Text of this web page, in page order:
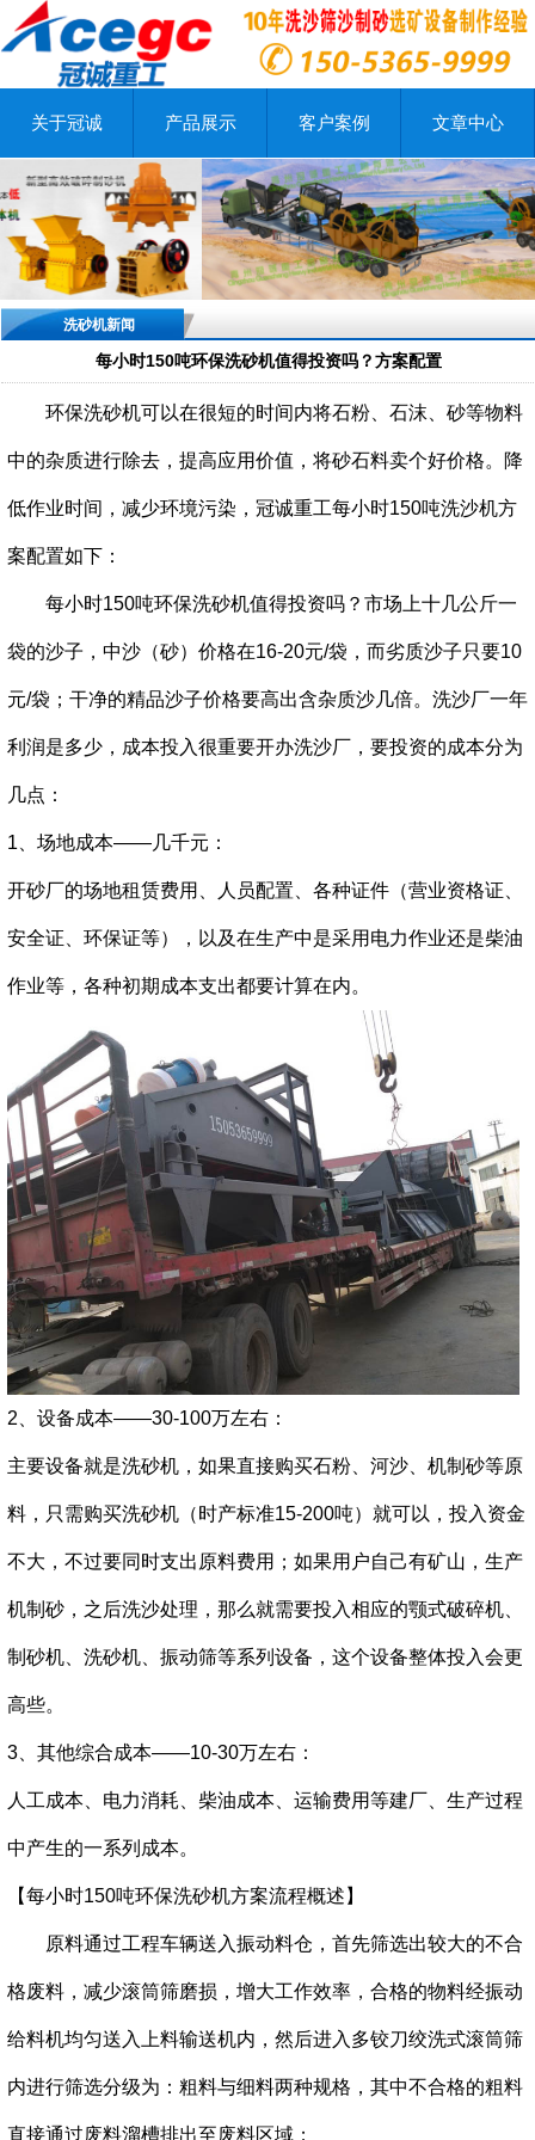
关于冠诚 产品展示 客户案例 文章中心
洗砂机新闻
每小时150吨环保洗砂机值得投资吗？方案配置
环保洗砂机可以在很短的时间内将石粉、石沫、砂等物料
中的杂质进行除去，提高应用价值，将砂石料卖个好价格。降
低作业时间，减少环境污染，冠诚重工每小时150吨洗沙机方
案配置如下：
每小时150吨环保洗砂机值得投资吗？市场上十几公斤一
袋的沙子，中沙（砂）价格在16-20元/袋，而劣质沙子只要10
元/袋；干净的精品沙子价格要高出含杂质沙几倍。洗沙厂一年
利润是多少，成本投入很重要开办洗沙厂，要投资的成本分为
几点：
1、场地成本——几千元：
开砂厂的场地租赁费用、人员配置、各种证件（营业资格证、
安全证、环保证等），以及在生产中是采用电力作业还是柴油
作业等，各种初期成本支出都要计算在内。
2、设备成本——30-100万左右：
主要设备就是洗砂机，如果直接购买石粉、河沙、机制砂等原
料，只需购买洗砂机（时产标准15-200吨）就可以，投入资金
不大，不过要同时支出原料费用；如果用户自己有矿山，生产
机制砂，之后洗沙处理，那么就需要投入相应的颚式破碎机、
制砂机、洗砂机、振动筛等系列设备，这个设备整体投入会更
高些。
3、其他综合成本——10-30万左右：
人工成本、电力消耗、柴油成本、运输费用等建厂、生产过程
中产生的一系列成本。
【每小时150吨环保洗砂机方案流程概述】
原料通过工程车辆送入振动料仓，首先筛选出较大的不合
格废料，减少滚筒筛磨损，增大工作效率，合格的物料经振动
给料机均匀送入上料输送机内，然后进入多铰刀绞洗式滚筒筛
内进行筛选分级为：粗料与细料两种规格，其中不合格的粗料
直接通过废料溜槽排出至废料区域；